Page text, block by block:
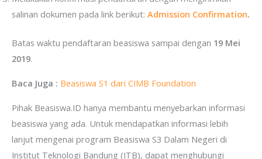
salinan dokumen pada link berikut: Admission Confirmation.
Batas waktu pendaftaran beasiswa sampai dengan 19 Mei
2019.
Baca Juga : Beasiswa S1 dari CIMB Foundation
Pihak Beasiswa.ID hanya membantu menyebarkan informasi
beasiswa yang ada. Untuk mendapatkan informasi lebih
lanjut mengenai program Beasiswa S3 Dalam Negeri di
Institut Teknologi Bandung (ITB), dapat menghubungi